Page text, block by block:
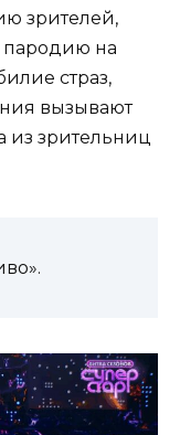
зрителей,
пародию на
страз,
вызывают
зрительниц